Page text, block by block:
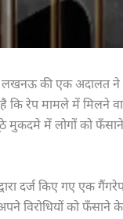
लखनऊ की एक अदालत
कि रेप मामले में मिलने
मुकदमे में लोगों को
दर्ज किए गए एक
विरोधियों को